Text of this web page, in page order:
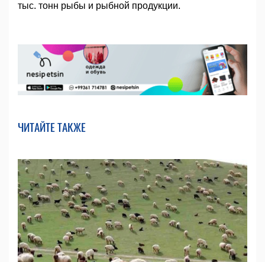
тыс. тонн рыбы и рыбной продукции.
ЧИТАЙТЕ ТАКЖЕ